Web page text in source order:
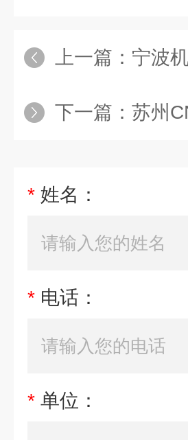
上一篇： 宁波
下一篇： 苏州
* 姓名：
* 电话：
* 单位：